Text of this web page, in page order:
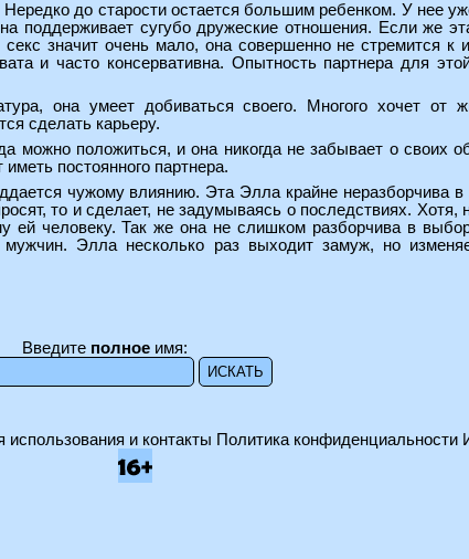
до старости остается большим ребенком. У нее
поддерживает сугубо дружеские отношения. Если же
значит очень мало, она совершенно не стремится к
и часто консервативна. Опытность партнера для
она умеет добиваться своего. Многого хочет от
сделать карьеру.
можно положиться, и она никогда не забывает о своих
постоянного партнера.
чужому влиянию. Эта Элла крайне неразборчива в
то и сделает, не задумываясь о последствиях. Хотя,
человеку. Так же она не слишком разборчива в
Элла несколько раз выходит замуж, но
Введите полное имя:
использования и контакты Политика конфиденциальности